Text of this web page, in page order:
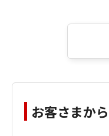
お客さまか